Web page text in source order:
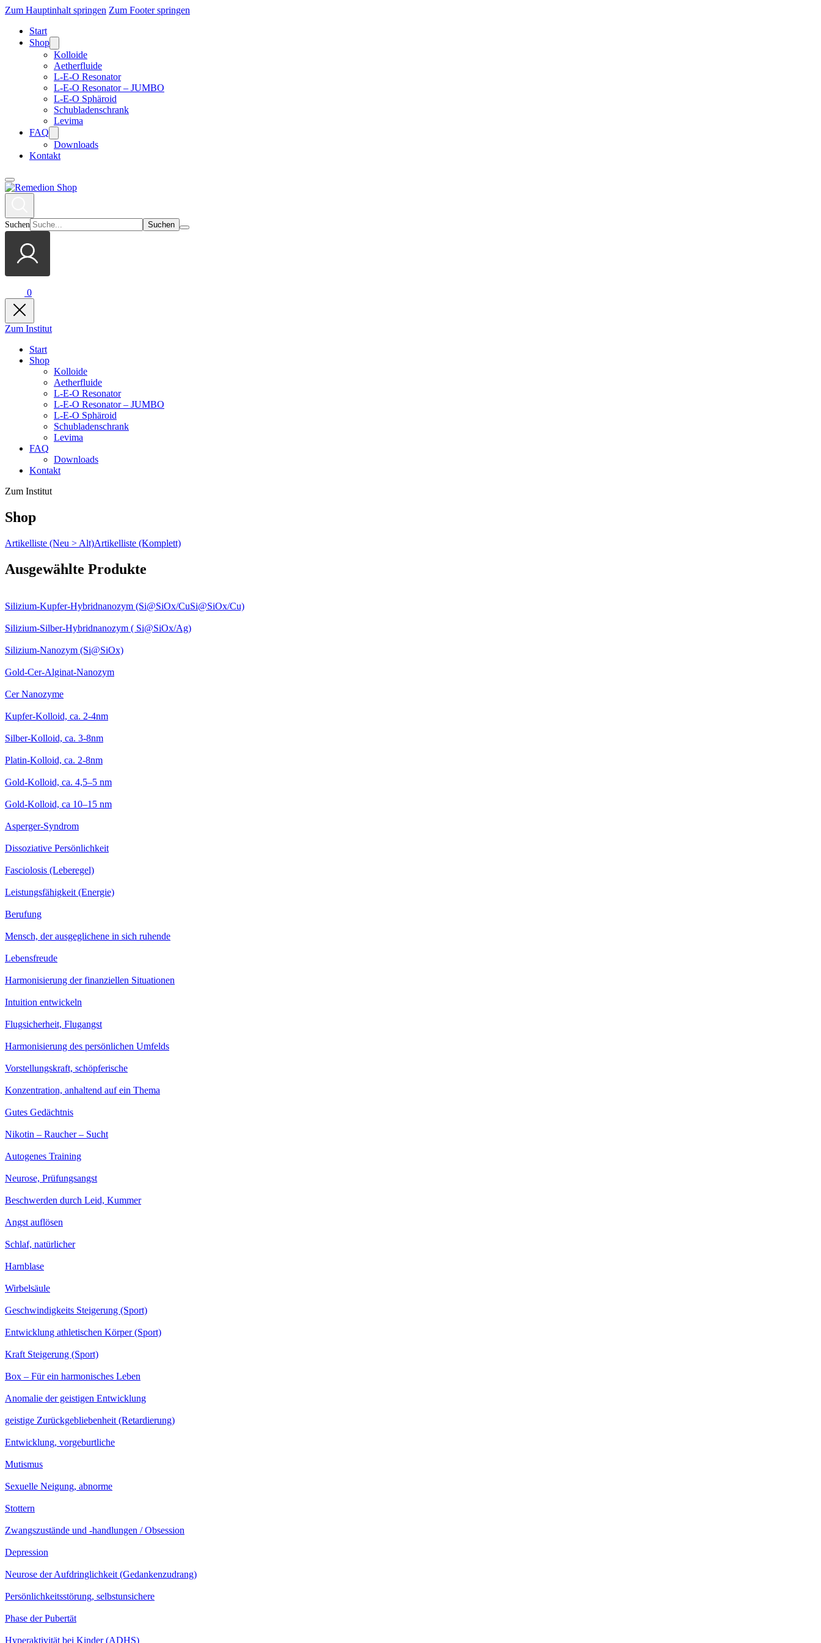
Zum Hauptinhalt springen Zum Footer springen
Start
Shop
Kolloide
Aetherfluide
L-E-O Resonator
L-E-O Resonator – JUMBO
L-E-O Sphäroid
Schubladenschrank
Levima
FAQ
Downloads
Kontakt
Suchen
0
Zum Institut
Start
Shop
Kolloide
Aetherfluide
L-E-O Resonator
L-E-O Resonator – JUMBO
L-E-O Sphäroid
Schubladenschrank
Levima
FAQ
Downloads
Kontakt
Zum Institut
Shop
Artikelliste (Neu > Alt)Artikelliste (Komplett)
Ausgewählte Produkte
Silizium-Kupfer-Hybridnanozym (Si@SiOx/CuSi@SiOx​/Cu)
Silizium-Silber-Hybridnanozym ( Si@SiOx/Ag)
Silizium-Nanozym (Si@SiOx)
Gold-Cer-Alginat-Nanozym
Cer Nanozyme
Kupfer-Kolloid, ca. 2-4nm
Silber-Kolloid, ca. 3-8nm
Platin-Kolloid, ca. 2-8nm
Gold-Kolloid, ca. 4,5–5 nm
Gold-Kolloid, ca 10–15 nm
Asperger-Syndrom
Dissoziative Persönlichkeit
Fasciolosis (Leberegel)
Leistungsfähigkeit (Energie)
Berufung
Mensch, der ausgeglichene in sich ruhende
Lebensfreude
Harmonisierung der finanziellen Situationen
Intuition entwickeln
Flugsicherheit, Flugangst
Harmonisierung des persönlichen Umfelds
Vorstellungskraft, schöpferische
Konzentration, anhaltend auf ein Thema
Gutes Gedächtnis
Nikotin – Raucher – Sucht
Autogenes Training
Neurose, Prüfungsangst
Beschwerden durch Leid, Kummer
Angst auflösen
Schlaf, natürlicher
Harnblase
Wirbelsäule
Geschwindigkeits Steigerung (Sport)
Entwicklung athletischen Körper (Sport)
Kraft Steigerung (Sport)
Box – Für ein harmonisches Leben
Anomalie der geistigen Entwicklung
geistige Zurückgebliebenheit (Retardierung)
Entwicklung, vorgeburtliche
Mutismus
Sexuelle Neigung, abnorme
Stottern
Zwangszustände und -handlungen / Obsession
Depression
Neurose der Aufdringlichkeit (Gedankenzudrang)
Persönlichkeitsstörung, selbstunsichere
Phase der Pubertät
Hyperaktivität bei Kinder (ADHS)